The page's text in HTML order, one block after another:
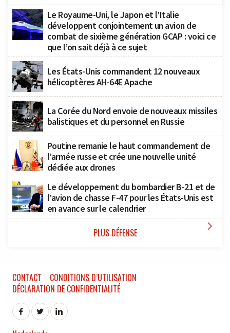
Le Royaume-Uni, le Japon et l’Italie
développent conjointement un avion de
combat de sixième génération GCAP : voici ce
que l’on sait déjà à ce sujet
Les États-Unis commandent 12 nouveaux
hélicoptères AH-64E Apache
La Corée du Nord envoie de nouveaux missiles
balistiques et du personnel en Russie
Poutine remanie le haut commandement de
l’armée russe et crée une nouvelle unité
dédiée aux drones
Le développement du bombardier B-21 et de
l’avion de chasse F-47 pour les États-Unis est
en avance sur le calendrier
PLUS DÉFENSE 
CONTACT
CONDITIONS D’UTILISATION
DÉCLARATION DE CONFIDENTIALITÉ